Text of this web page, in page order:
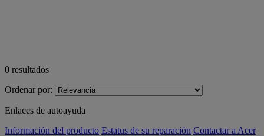
0 resultados
Ordenar por:
Enlaces de autoayuda
Información del producto Estatus de su reparación Contactar a Acer